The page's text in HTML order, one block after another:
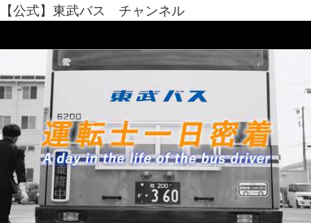
【公式】東武バス チャンネル新しいウィンドウで